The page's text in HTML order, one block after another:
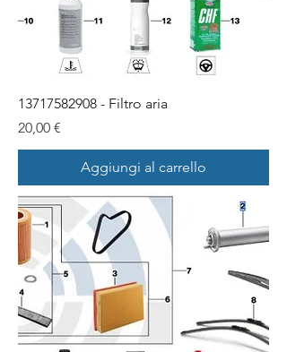
13717582908 - Filtro aria
Prezzo
20,00 €
Aggiungi al carrello